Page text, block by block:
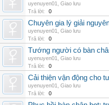
uyenuyen01
Giao lưu
Trả lời:
0
Chuyên gia lý giải
uyenuyen01
Giao lưu
Trả lời:
0
Tướng người có bàn
uyenuyen01
Giao lưu
Trả lời:
0
Cải thiện vận động cho
uyenuyen01
Giao lưu
Trả lời:
0